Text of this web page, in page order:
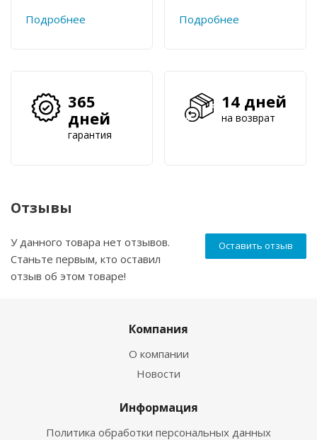
Подробнее
Подробнее
365
дней
гарантия
14 дней
на возврат
Отзывы
Оставить отзыв
У данного товара нет отзывов.
Станьте первым, кто оставил
отзыв об этом товаре!
Компания
О компании
Новости
Информация
Политика обработки персональных данных